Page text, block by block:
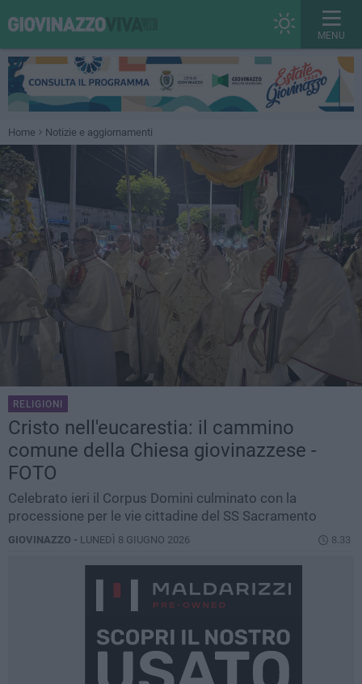
MENU
Home Notizie e aggiornamenti
RELIGIONI
Cristo nell'eucarestia: il cammino
comune della Chiesa giovinazzese -
FOTO
Celebrato ieri il Corpus Domini culminato con la
processione per le vie cittadine del SS Sacramento
GIOVINAZZO - LUNEDÌ 8 GIUGNO 2026 8.33